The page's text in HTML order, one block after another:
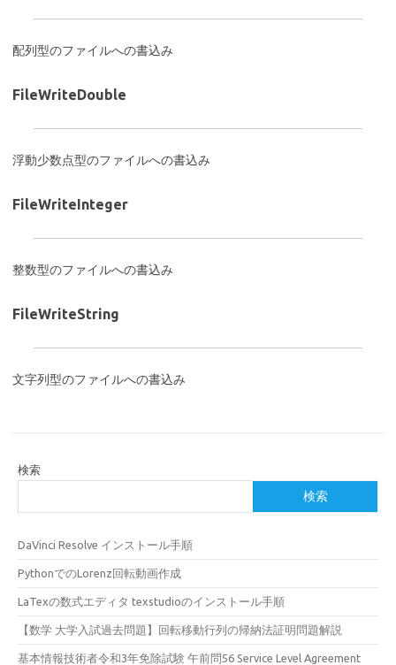
配列型のファイルへの書込み
FileWriteDouble
浮動少数点型のファイルへの書込み
FileWriteInteger
整数型のファイルへの書込み
FileWriteString
文字列型のファイルへの書込み
検索
検索
DaVinci Resolve インストール手順
PythonでのLorenz回転動画作成
LaTexの数式エディタ texstudioのインストール手順
【数学 大学入試過去問題】回転移動行列の帰納法証明問題解説
基本情報技術者令和3年免除試験 午前問56 Service Level Agreement